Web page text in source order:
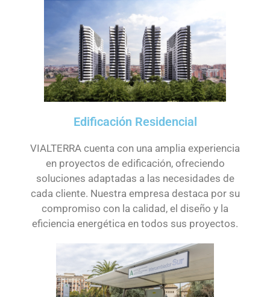
Edificación Residencial
VIALTERRA cuenta con una amplia experiencia
en proyectos de edificación, ofreciendo
soluciones adaptadas a las necesidades de
cada cliente. Nuestra empresa destaca por su
compromiso con la calidad, el diseño y la
eficiencia energética en todos sus proyectos.